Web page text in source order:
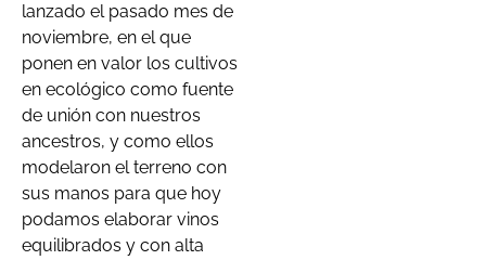
lanzado el pasado mes de
noviembre, en el que
ponen en valor los cultivos
en ecológico como fuente
de unión con nuestros
ancestros, y como ellos
modelaron el terreno con
sus manos para que hoy
podamos elaborar vinos
equilibrados y con alta